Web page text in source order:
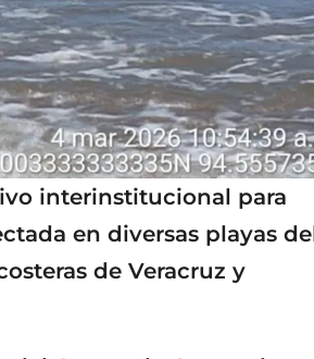
interinstitucional para
en diversas playas
de Veracruz y